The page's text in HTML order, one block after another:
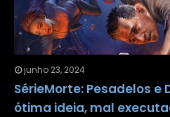
junho 23, 2024
SérieMorte: Pesadelos e
ótima ideia, mal